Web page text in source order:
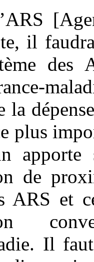
il
des
la
plus
apporte
de
ARS et
Il